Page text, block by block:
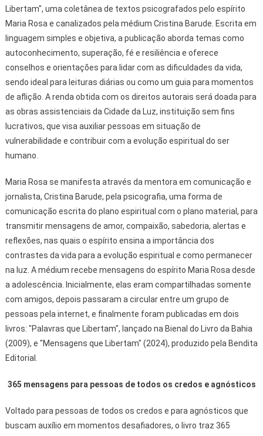
Libertam", uma coletânea de textos psicografados pelo espírito
Maria Rosa e canalizados pela médium Cristina Barude. Escrita em
linguagem simples e objetiva, a publicação aborda temas como
autoconhecimento, superação, fé e resiliência e oferece
conselhos e orientações para lidar com as dificuldades da vida,
sendo ideal para leituras diárias ou como um guia para momentos
de aflição. A renda obtida com os direitos autorais será doada para
as obras assistenciais da Cidade da Luz, instituição sem fins
lucrativos, que visa auxiliar pessoas em situação de
vulnerabilidade e contribuir com a evolução espiritual do ser
humano.
Maria Rosa se manifesta através da mentora em comunicação e
jornalista, Cristina Barude, pela psicografia, uma forma de
comunicação escrita do plano espiritual com o plano material, para
transmitir mensagens de amor, compaixão, sabedoria, alertas e
reflexões, nas quais o espírito ensina a importância dos
contrastes da vida para a evolução espiritual e como permanecer
na luz. A médium recebe mensagens do espírito Maria Rosa desde
a adolescência. Inicialmente, elas eram compartilhadas somente
com amigos, depois passaram a circular entre um grupo de
pessoas pela internet, e finalmente foram publicadas em dois
livros: "Palavras que Libertam", lançado na Bienal do Livro da Bahia
(2009), e "Mensagens que Libertam" (2024), produzido pela Bendita
Editorial.
365 mensagens para pessoas de todos os credos e agnósticos
Voltado para pessoas de todos os credos e para agnósticos que
buscam auxílio em momentos desafiadores, o livro traz 365